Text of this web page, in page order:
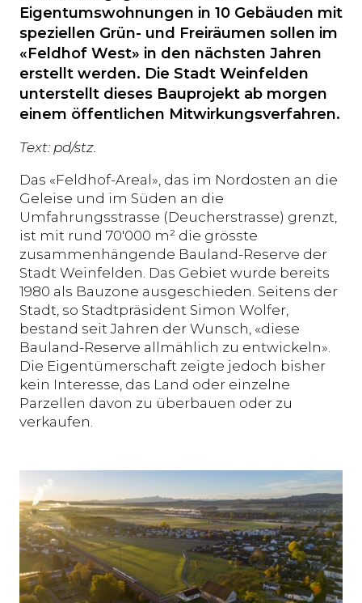
Eigentumswohnungen in 10 Gebäuden mit
speziellen Grün- und Freiräumen sollen im
«Feldhof West» in den nächsten Jahren
erstellt werden. Die Stadt Weinfelden
unterstellt dieses Bauprojekt ab morgen
einem öffentlichen Mitwirkungsverfahren.
Text: pd/stz.
Das «Feldhof-Areal», das im Nordosten an die
Geleise und im Süden an die
Umfahrungsstrasse (Deucherstrasse) grenzt,
ist mit rund 70'000 m² die grösste
zusammenhängende Bauland-Reserve der
Stadt Weinfelden. Das Gebiet wurde bereits
1980 als Bauzone ausgeschieden. Seitens der
Stadt, so Stadtpräsident Simon Wolfer,
bestand seit Jahren der Wunsch, «diese
Bauland-Reserve allmählich zu entwickeln».
Die Eigentümerschaft zeigte jedoch bisher
kein Interesse, das Land oder einzelne
Parzellen davon zu überbauen oder zu
verkaufen.